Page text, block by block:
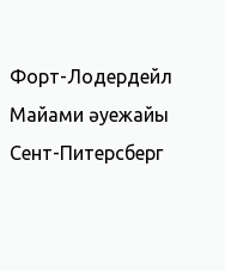
Форт-Лодердейл
Майами әуежайы
Сент-Питерсберг